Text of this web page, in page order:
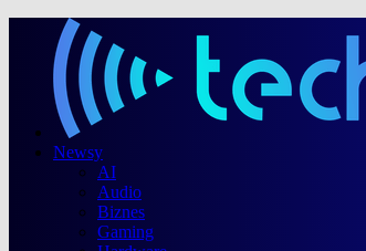
Newsy
AI
Audio
Biznes
Gaming